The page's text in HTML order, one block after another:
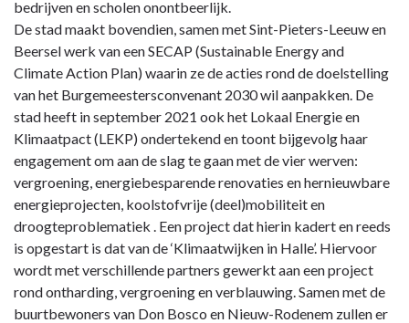
bedrijven en scholen onontbeerlijk.
De stad maakt bovendien, samen met Sint-Pieters-Leeuw en
Beersel werk van een SECAP (Sustainable Energy and
Climate Action Plan) waarin ze de acties rond de doelstelling
van het Burgemeestersconvenant 2030 wil aanpakken. De
stad heeft in september 2021 ook het Lokaal Energie en
Klimaatpact (LEKP) ondertekend en toont bijgevolg haar
engagement om aan de slag te gaan met de vier werven:
vergroening, energiebesparende renovaties en hernieuwbare
energieprojecten, koolstofvrije (deel)mobiliteit en
droogteproblematiek . Een project dat hierin kadert en reeds
is opgestart is dat van de ‘Klimaatwijken in Halle’. Hiervoor
wordt met verschillende partners gewerkt aan een project
rond ontharding, vergroening en verblauwing. Samen met de
buurtbewoners van Don Bosco en Nieuw-Rodenem zullen er